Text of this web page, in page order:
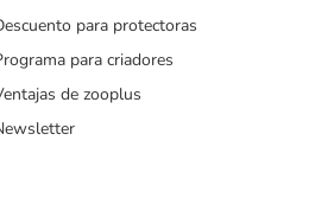
para protectoras
para criadores
de zooplus